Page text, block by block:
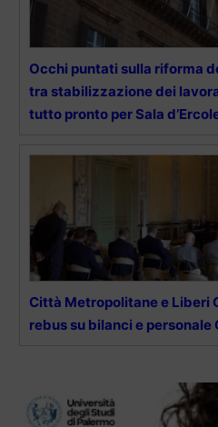
Occhi puntati sulla riforma
tra stabilizzazione dei
tutto pronto per Sala
Città Metropolitane e Liberi
rebus su bilanci e personale